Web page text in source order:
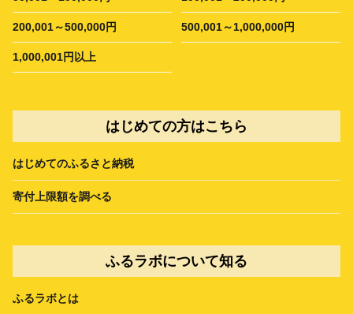
200,001～500,000円 500,001～1,000,000円
1,000,001円以上
はじめての方はこちら
はじめてのふるさと納税
寄付上限額を調べる
ふるラボについて知る
ふるラボとは